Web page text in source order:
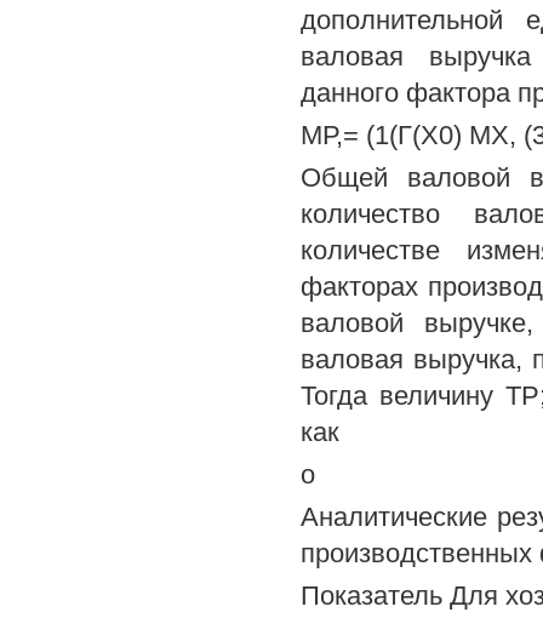
дополнительной
валовая выручка
данного фактора
МР,= (1(Г(Х0) МХ,
Общей валовой
количество
количестве
факторах
валовой
валовая выручка,
Тогда величину
как
о
Аналитические
Показатель Для